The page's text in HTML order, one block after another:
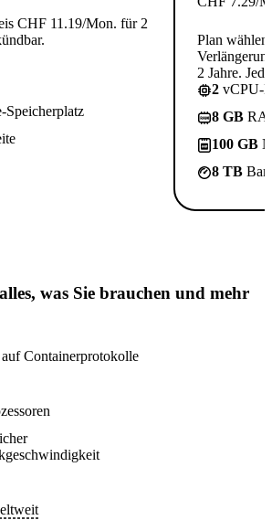
CHF 11.19/Mon. für 2
Plan wählen
2 Jahre.
2 vCPU-
8 GB
100 GB
8 TB
alles, was Sie brauchen und mehr
Containerprotokolle